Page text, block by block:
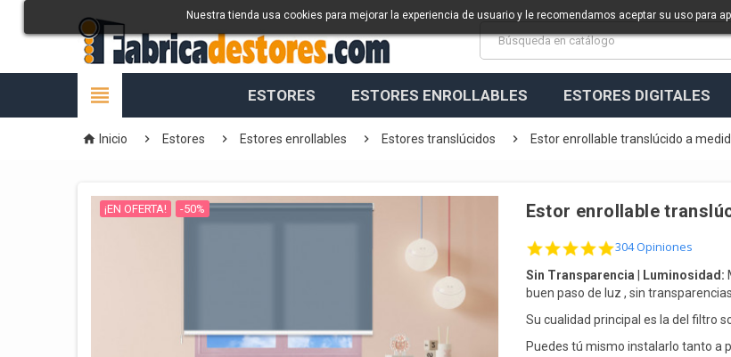
Nuestra tienda usa cookies para mejorar la experiencia de usuario y le recomendamos aceptar su uso para
 ESTORES ESTORES ENROLLABLES ESTORES DIGITALES
 Inicio  Estores  Estores enrollables  Estores translúcidos  Estor enrollable translúcido a
¡EN OFERTA! -50% Estor enrollable
4.8 star rating
304 Opiniones
Sin Transparencia Luminosidad:
buen paso de luz , sin
Su cualidad principal es la del filtro
Puedes tú mismo instalarlo tanto a